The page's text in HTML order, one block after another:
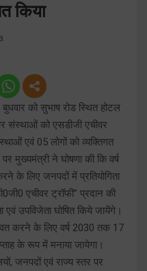
किया
को सुभाष रोड स्थित होटल
संस्थाओं को एसडीजी एचीवर
एवं 05 लोगों को व्यक्तिगत
मुख्यमंत्री ने घोषणा की कि वर्ष
के लिए जनपदों में प्रतियोगिता
एचीवर ट्रॉफी’’ प्रदान की
उपविजेता घोषित किये जायेंगे।
करने के लिए वर्ष 2030 तक 17
के रूप में मनाया जायेगा।
जनपदों एवं राज्य स्तर पर